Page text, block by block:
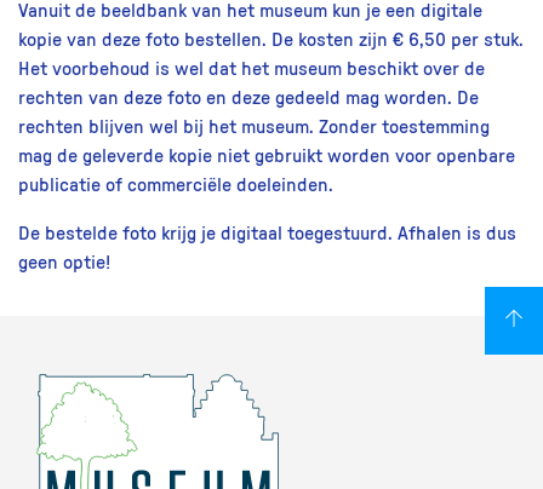
Vanuit de beeldbank van het museum kun je een digitale
kopie van deze foto bestellen. De kosten zijn € 6,50 per stuk.
Het voorbehoud is wel dat het museum beschikt over de
rechten van deze foto en deze gedeeld mag worden. De
rechten blijven wel bij het museum. Zonder toestemming
mag de geleverde kopie niet gebruikt worden voor openbare
publicatie of commerciële doeleinden.
De bestelde foto krijg je digitaal toegestuurd. Afhalen is dus
geen optie!